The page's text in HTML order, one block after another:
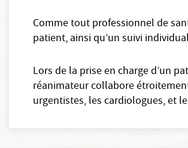
Comme tout professionnel de
patient, ainsi qu’un suivi
Lors de la prise en charge d’un
réanimateur collabore
urgentistes, les cardiologues, et